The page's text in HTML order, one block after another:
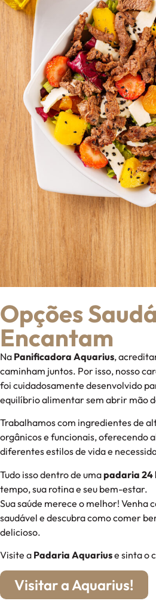
Opções
Encantam
Na Panificadora Aquarius,
caminham juntos. Por isso, nosso
foi cuidadosamente desenvolvido
equilíbrio alimentar sem abrir mão
Trabalhamos com ingredientes de
orgânicos e funcionais, oferecendo
diferentes estilos de vida e
Tudo isso dentro de umapadaria 24
tempo, sua rotina e seu bem-estar.
Sua saúde merece o melhor! Venha
saudável e descubra como comer
delicioso.
Visite a Padaria Aquariuse sinta o
Visitar a Aquarius!